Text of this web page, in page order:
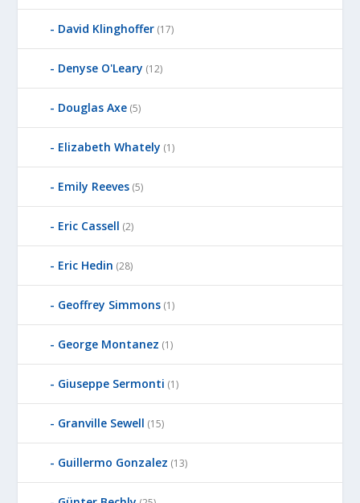
David Klinghoffer (17)
Denyse O'Leary (12)
Douglas Axe (5)
Elizabeth Whately (1)
Emily Reeves (5)
Eric Cassell (2)
Eric Hedin (28)
Geoffrey Simmons (1)
George Montanez (1)
Giuseppe Sermonti (1)
Granville Sewell (15)
Guillermo Gonzalez (13)